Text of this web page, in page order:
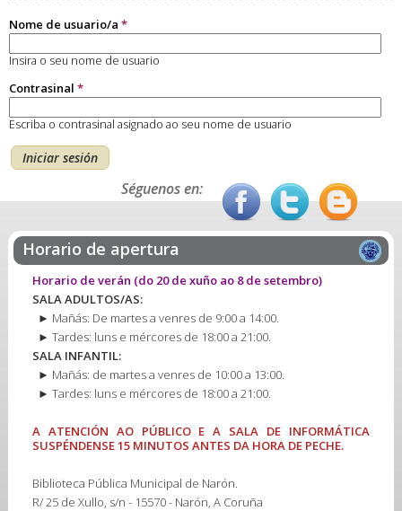
Nome de usuario/a *
Insira o seu nome de usuario
Contrasinal *
Escriba o contrasinal asignado ao seu nome de usuario
Séguenos en:
Horario de apertura
Horario de verán (do 20 de xuño ao 8 de setembro)
SALA ADULTOS/AS:
► Mañás: De martes a venres de 9:00 a 14:00.
► Tardes: luns e mércores de 18:00 a 21:00.
SALA INFANTIL:
► Mañás: de martes a venres de 10:00 a 13:00.
► Tardes: luns e mércores de 18:00 a 21:00.
A ATENCIÓN AO PÚBLICO E A SALA DE INFORMÁTICA
SUSPÉNDENSE 15 MINUTOS ANTES DA HORA DE PECHE.
Biblioteca Pública Municipal de Narón.
R/ 25 de Xullo, s/n - 15570 - Narón, A Coruña